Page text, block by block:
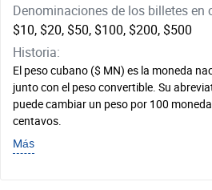
Denominaciones de los billetes en
$10, $20, $50, $100, $200, $500
Historia:
El peso cubano ($ MN) es la moneda
junto con el peso convertible. Su
puede cambiar un peso por 100
centavos.
Más